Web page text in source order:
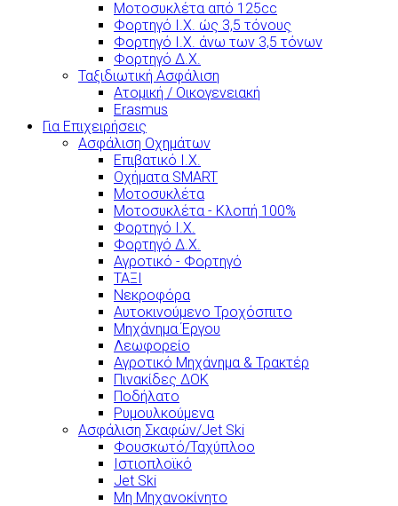
Μοτοσυκλέτα από 125cc
Φορτηγό Ι.Χ. ώς 3,5 τόνους
Φορτηγό Ι.Χ. άνω των 3,5 τόνων
Φορτηγό Δ.Χ.
Ταξιδιωτική Ασφάλιση
Ατομική / Οικογενειακή
Erasmus
Για Επιχειρήσεις
Ασφάλιση Οχημάτων
Επιβατικό Ι.Χ.
Οχήματα SMART
Μοτοσυκλέτα
Μοτοσυκλέτα - Κλοπή 100%
Φορτηγό Ι.Χ.
Φορτηγό Δ.Χ.
Αγροτικό - Φορτηγό
ΤΑΞΙ
Νεκροφόρα
Αυτοκινούμενο Τροχόσπιτο
Μηχάνημα Έργου
Λεωφορείο
Αγροτικό Μηχάνημα & Τρακτέρ
Πινακίδες ΔΟΚ
Ποδήλατο
Ρυμουλκούμενα
Ασφάλιση Σκαφών/Jet Ski
Φουσκωτό/Ταχύπλοο
Ιστιοπλοϊκό
Jet Ski
Μη Μηχανοκίνητο